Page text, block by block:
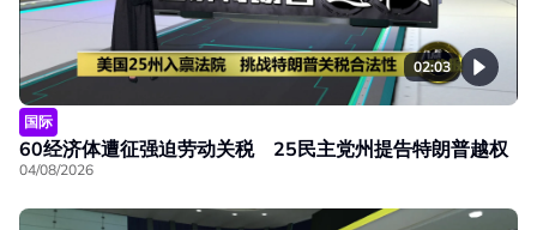
02:03
国际
60经济体遭征强迫劳动关税 25民主党州提告特朗普越权
04/08/2026